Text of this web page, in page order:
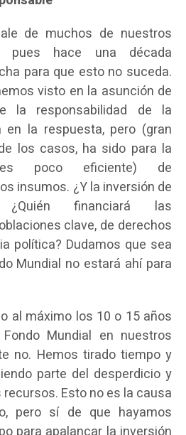
de muchos de nuestros
pues hace una década
para que esto no suceda.
visto en la asunción de
la responsabilidad de la
en la respuesta, pero (gran
los casos, ha sido para la
poco eficiente) de
insumos. ¿Y la inversión de
financiará las
clave, de derechos
política? Dudamos que sea
Mundial no estará ahí para
al máximo los 10 o 15 años
Mundial en nuestros
no. Hemos tirado tiempo y
parte del desperdicio y
Esto no es la causa
pero sí de que hayamos